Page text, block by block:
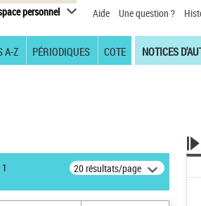
personnel Aide Une question ?
A-Z PÉRIODIQUES COTE NOTICES
20 résultats/page